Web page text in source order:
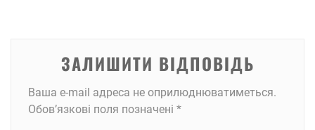
ЗАЛИШИТИ ВІДПОВІДЬ
Ваша e-mail адреса не оприлюднюватиметься.
Обов’язкові поля позначені *